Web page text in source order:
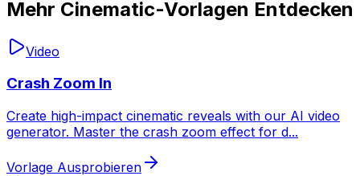
Mehr Cinematic-Vorlagen Entdecken
Video
Crash Zoom In
Create high-impact cinematic reveals with our AI video
generator. Master the crash zoom effect for d...
Vorlage Ausprobieren